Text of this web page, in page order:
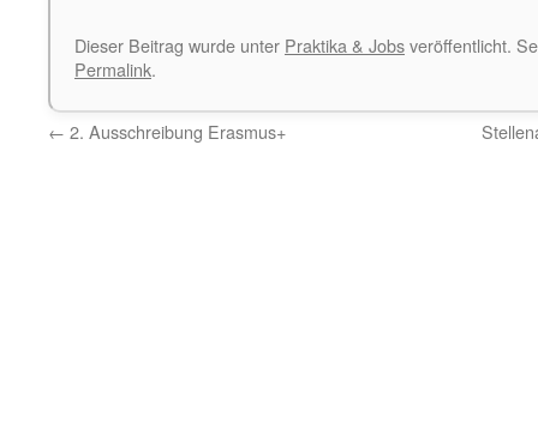
Dieser Beitrag wurde unter Praktika & Jobsveröffentlicht.
Permalink.
← 2. Ausschreibung Erasmus+